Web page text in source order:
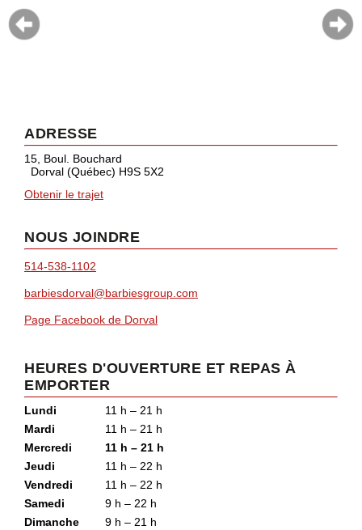
ADRESSE
15, Boul. Bouchard
Dorval (Québec) H9S 5X2
Obtenir le trajet
NOUS JOINDRE
514-538-1102
barbiesdorval@barbiesgroup.com
Page Facebook de Dorval
HEURES D'OUVERTURE ET REPAS À
EMPORTER
Lundi
11 h – 21 h
Mardi
11 h – 21 h
Mercredi
11 h – 21 h
Jeudi
11 h – 22 h
Vendredi
11 h – 22 h
Samedi
9 h – 22 h
Dimanche
9 h – 21 h